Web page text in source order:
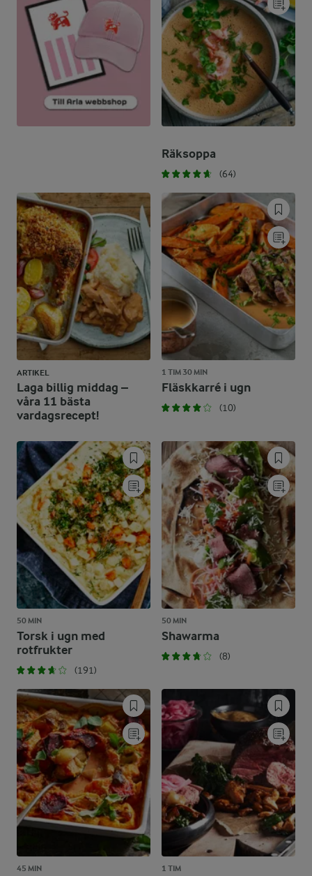
Räksoppa
(64)
ARTIKEL
Laga billig middag –
våra 11 bästa
vardagsrecept!
1 TIM 30 MIN
Fläskkarré i ugn
(10)
50 MIN
Torsk i ugn med
rotfrukter
(191)
50 MIN
Shawarma
(8)
45 MIN 1 TIM